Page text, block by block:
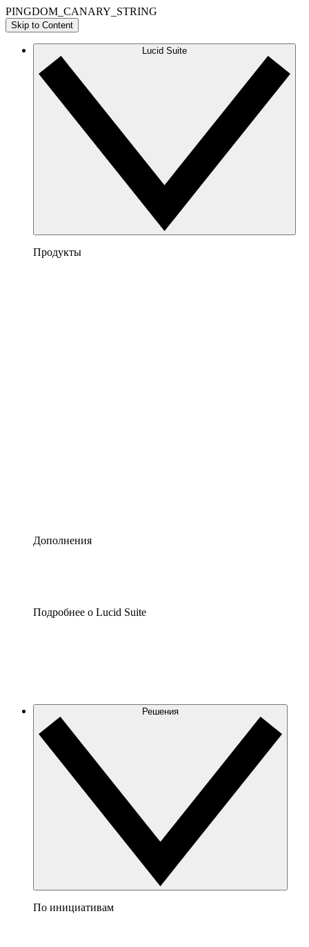
PINGDOM_CANARY_STRING
Skip to Content
Lucid Suite
Продукты
Дополнения
Подробнее о Lucid Suite
Решения
По инициативам